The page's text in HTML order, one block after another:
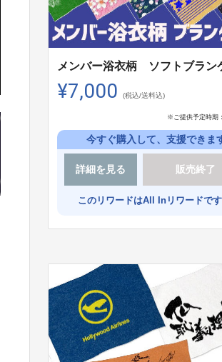
メンバー浴衣柄 ソフトブラン
¥7,000 (税込/送料込)
※ご提供予定時期：
今すぐ購入して、支援できま
詳細を見る 販売終了
このリワードはAll Inリワードです